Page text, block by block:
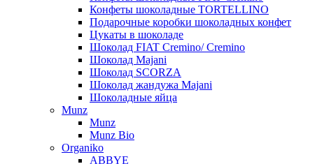
Конфеты шоколадные TORTELLINO
Подарочные коробки шоколадных конфет
Цукаты в шоколаде
Шоколад FIAT Cremino/ Cremino
Шоколад Majani
Шоколад SCORZA
Шоколад жандужа Majani
Шоколадные яйца
Munz
Munz
Munz Bio
Organiko
ABBYE